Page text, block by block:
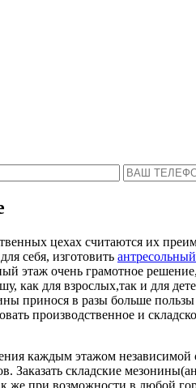
цехах считаются их
себя, изготовить
этаж очень грамотное
как для взрослых,так и для
принося в разы больше
производственное и
каждым этажом независимой
Заказать складские